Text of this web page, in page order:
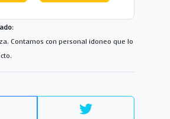
Contamos con personal idoneo que lo